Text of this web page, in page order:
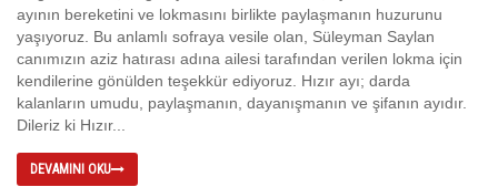
ayının bereketini ve lokmasını birlikte paylaşmanın huzurunu
yaşıyoruz. Bu anlamlı sofraya vesile olan, Süleyman Saylan
canımızın aziz hatırası adına ailesi tarafından verilen lokma için
kendilerine gönülden teşekkür ediyoruz. Hızır ayı; darda
kalanların umudu, paylaşmanın, dayanışmanın ve şifanın ayıdır.
Dileriz ki Hızır...
DEVAMINI OKU